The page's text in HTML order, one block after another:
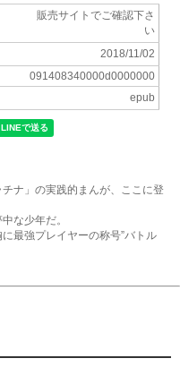
販売サイトでご確認下さ
い
2018/11/02
091408340000d0000000
epub
ナ」の実践的まんが、ここに登
な少年だ。
最強プレイヤーの称号”バトル